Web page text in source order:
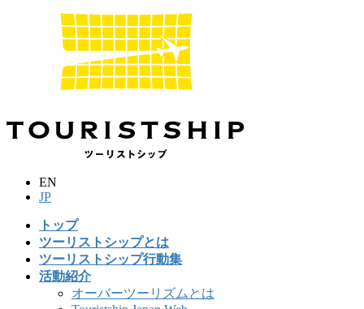
移
動
ン
に
EN
JP
トップ
ツーリストシップとは
ツーリストシップ行動集
活動紹介
オーバーツーリズムとは